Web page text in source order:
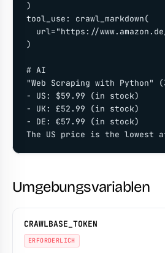
)
tool_use: crawl_markdown(
url="https://
)
# AI
"Web Scraping with
- US: $59.99 (in stock)
- UK: £52.99 (in stock)
- DE: €57.99 (in stock)
The US price is the lowest
Umgebungsvariablen
CRAWLBASE_TOKEN
ERFORDERLICH